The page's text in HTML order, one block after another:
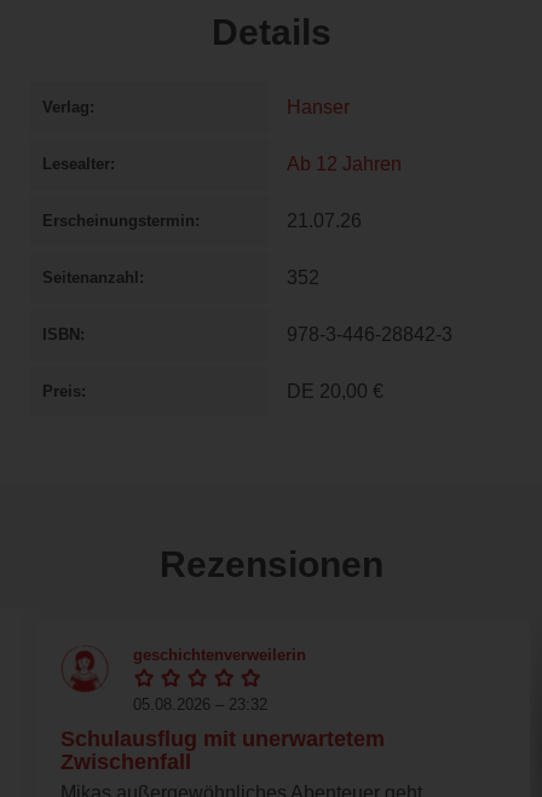
Details
Verlag Hanser
Lesealter Ab 12 Jahren
Erscheinungstermin 21.07.26
Seitenanzahl 352
ISBN 978-3-446-28842-3
Preis DE 20,00 €
Rezensionen
geschichtenverweilerin
05.08.2026 – 23:32
Schulausflug mit unerwartetem
Zwischenfall
Mikas außergewöhnliches Abenteuer geht